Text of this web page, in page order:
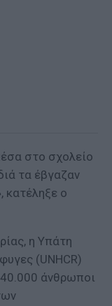
στο σχολείο
τα έβγαζαν
κατέληξε ο
η Υπάτη
(UNHCR)
άνθρωποι